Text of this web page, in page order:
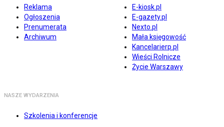
Reklama
Ogłoszenia
Prenumerata
Archiwum
E-kiosk.pl
E-gazety.pl
Nexto.pl
Mała księgowość
Kancelarierp.pl
Wieści Rolnicze
Życie Warszawy
NASZE WYDARZENIA
Szkolenia i konferencje